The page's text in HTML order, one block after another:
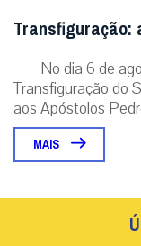
No dia 6 de
Transfiguração do
aos Apóstolos
MAIS